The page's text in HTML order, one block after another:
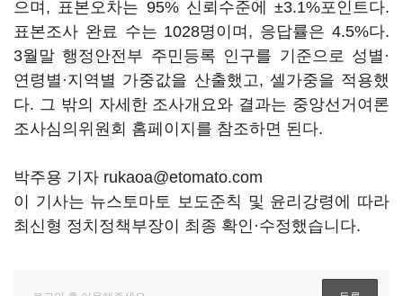
으며, 표본오차는 95% 신뢰수준에 ±3.1%포인트다.
표본조사 완료 수는 1028명이며, 응답률은 4.5%다.
3월말 행정안전부 주민등록 인구를 기준으로 성별·
연령별·지역별 가중값을 산출했고, 셀가중을 적용했
다. 그 밖의 자세한 조사개요와 결과는 중앙선거여론
조사심의위원회 홈페이지를 참조하면 된다.
박주용 기자 rukaoa@etomato.com
이 기사는 뉴스토마토 보도준칙 및 윤리강령에 따라
최신형 정치정책부장이 최종 확인·수정했습니다.